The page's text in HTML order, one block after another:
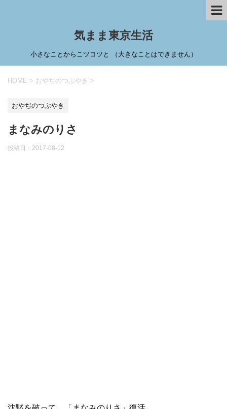
気まま東京生活
小さなことからこツコツと （大きなことはできません）
HOME > おやぢのつぶやき >
おやぢのつぶやき
まなみのりさ
投稿日： 2017-08-12